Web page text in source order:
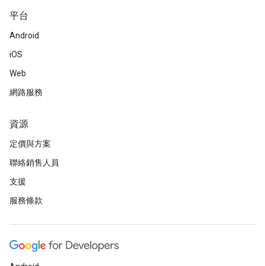
平台
Android
iOS
Web
網路服務
資源
定價與方案
聯絡銷售人員
支援
服務條款